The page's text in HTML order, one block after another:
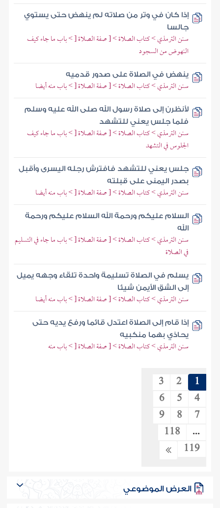
إذا كان في وتر من صلاته لم ينهض حتى يستوي
جالسا
سنن الترمذي > كتاب الصلاة > [ صفة الصلاة [ > باب ما جاء كيف
النهوض من السجود
ينهض في الصلاة على صدور قدميه
سنن الترمذي > كتاب الصلاة > [ صفة الصلاة [ > باب منه أيضا
لأنظرن إلى صلاة رسول الله صلى الله عليه وسلم
فلما جلس يعني للتشهد
سنن الترمذي > كتاب الصلاة > [ صفة الصلاة [ > باب ما جاء كيف
الجلوس في التشهد
جلس يعني للتشهد فافترش رجله اليسرى وأقبل
بصدر اليمنى على قبلته
سنن الترمذي > كتاب الصلاة > [ صفة الصلاة [ > باب منه أيضا
السلام عليكم ورحمة الله السلام عليكم ورحمة
الله
سنن الترمذي > كتاب الصلاة > [ صفة الصلاة [ > باب ما جاء في التسليم
في الصلاة
يسلم في الصلاة تسليمة واحدة تلقاء وجهه يميل
إلى الشق الأيمن شيئا
سنن الترمذي > كتاب الصلاة > [ صفة الصلاة [ > باب منه أيضا
إذا قام إلى الصلاة اعتدل قائما ورفع يديه حتى
يحاذي بهما منكبيه
سنن الترمذي > كتاب الصلاة > [ صفة الصلاة [ > باب منه
1
2
3
4
5
6
7
8
9
...
118
119
العرض الموضوعي